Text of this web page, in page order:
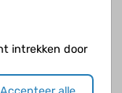
ziekte; met een
klachten waarvoor
hoofd- of buikpijn.
intrekken door